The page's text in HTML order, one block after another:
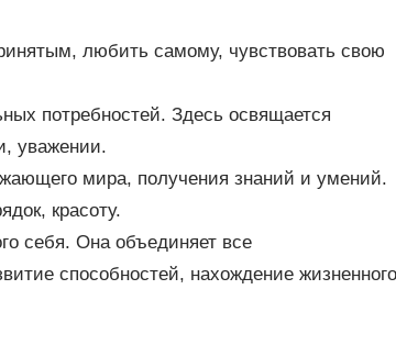
любить самому, чувствовать свою
потребностей. Здесь освящается
уважении.
мира, получения знаний и умений.
красоту.
себя. Она объединяет все
способностей, нахождение жизненного